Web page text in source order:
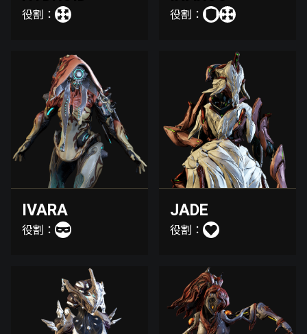
役割： 役割：
IVARA
役割：
JADE
役割：